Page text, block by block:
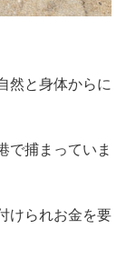
然と身体からに
で捕まっていま
けられお金を要